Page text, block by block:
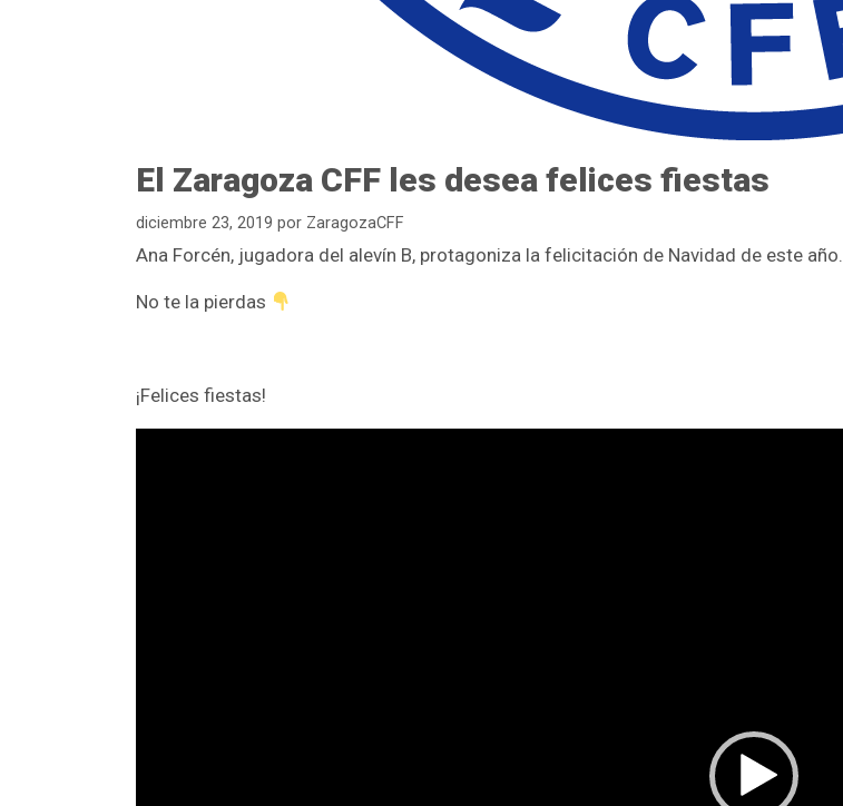
El Zaragoza CFF les desea felices fiestas
diciembre 23, 2019 por ZaragozaCFF
Ana Forcén, jugadora del alevín B, protagoniza la felicitación de Navidad de este año.
No te la pierdas
¡Felices fiestas!